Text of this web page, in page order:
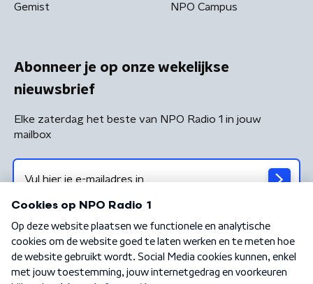
Gemist NPO Campus
Abonneer je op onze wekelijkse
nieuwsbrief
Elke zaterdag het beste van NPO Radio 1 in jouw
mailbox
Algemene voorwaarden